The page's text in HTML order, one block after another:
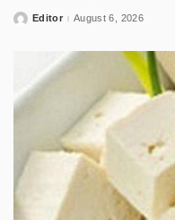
Editor August 6, 2026